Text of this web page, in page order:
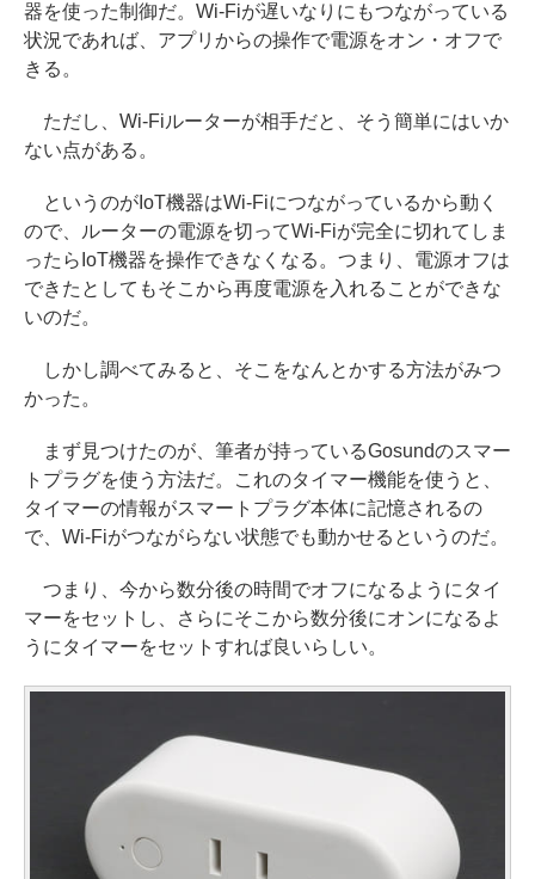
器を使った制御だ。Wi-Fiが遅いなりにもつながっている
状況であれば、アプリからの操作で電源をオン・オフで
きる。
ただし、Wi-Fiルーターが相手だと、そう簡単にはいか
ない点がある。
というのがIoT機器はWi-Fiにつながっているから動く
ので、ルーターの電源を切ってWi-Fiが完全に切れてしま
ったらIoT機器を操作できなくなる。つまり、電源オフは
できたとしてもそこから再度電源を入れることができな
いのだ。
しかし調べてみると、そこをなんとかする方法がみつ
かった。
まず見つけたのが、筆者が持っているGosundのスマー
トプラグを使う方法だ。これのタイマー機能を使うと、
タイマーの情報がスマートプラグ本体に記憶されるの
で、Wi-Fiがつながらない状態でも動かせるというのだ。
つまり、今から数分後の時間でオフになるようにタイ
マーをセットし、さらにそこから数分後にオンになるよ
うにタイマーをセットすれば良いらしい。